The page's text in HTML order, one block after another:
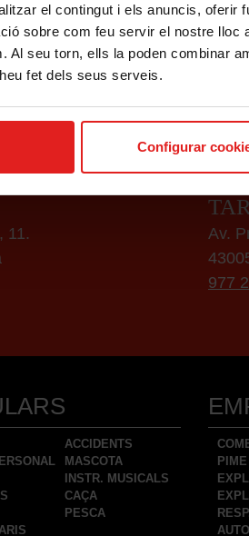
el contingut i els anuncis,
sobre com feu servir el nostre
Al seu torn, ells la poden combinar
fet dels seus serveis.
Configurar
COMERCIAL
11.
Av.
977
ACCIDENTS
MASCOTA
INSTR. MUSICALS
CAÇA
PESCA
PIME